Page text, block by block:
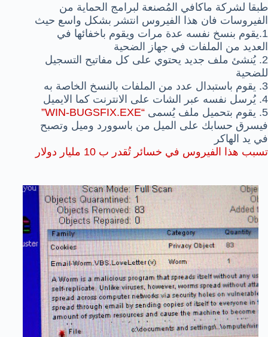
طبقا لشركة ماكافي المُصنعة لبرامج الحماية من
الفيروسات فان هذا الفيروس انتشر بشكل واسع حيث
1.يقوم بنسخ نفسه عدة مرات ويقوم باخفائها في
العديد من الملفات في جهاز الضحية
2. يُنشئ ملف جديد يحتوي على كل مفاتيح التسجيل
للضحية
3. يقوم باستبدال عدد من الملفات بالنسخ الخاصة به
4. يُرسل نفسه عبر الشات على الانترنت كما الايميل
5. يقوم بتحميل ملف يُسمى
“WIN-BUGSFIX.EXE”
فيسرق حسابك على الميل من باسوورد وميل وتصبح
في يد الهاكر
تسبب هذا الفيروس في خسائر تُقدر ب 10 مليار دولار